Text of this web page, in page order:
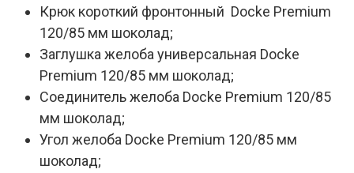
Крюк короткий фронтонный Docke Premium
120/85 мм шоколад;
Заглушка желоба универсальная Docke
Premium 120/85 мм шоколад;
Соединитель желоба Docke Premium 120/85
мм шоколад;
Угол желоба Docke Premium 120/85 мм
шоколад;